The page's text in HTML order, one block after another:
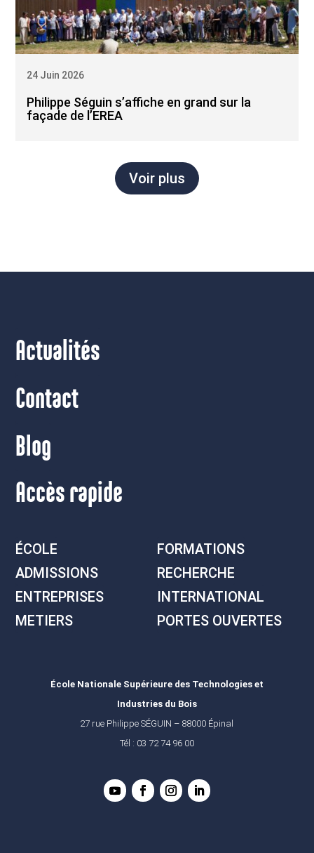
Philippe Séguin s’affiche en grand sur la
façade de l’EREA
24 Juin 2026
Voir plus
Actualités
Contact
Blog
Accès rapide
ÉCOLE
FORMATIONS
ADMISSIONS
RECHERCHE
ENTREPRISES
INTERNATIONAL
METIERS
PORTES OUVERTES
École Nationale Supérieure des Technologies et
Industries du Bois
27 rue Philippe SÉGUIN – 88000 Épinal
Tél : 03 72 74 96 00